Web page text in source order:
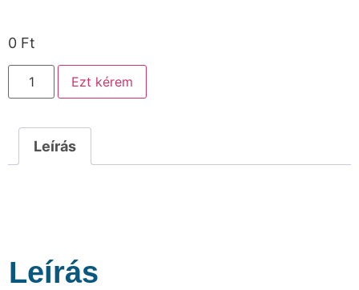
0 Ft
Ezt kérem
Leírás
Leírás